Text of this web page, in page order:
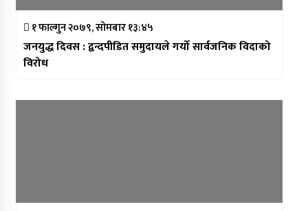
१ फाल्गुन २०७९, सोमबार १३:४५
जनयुद्ध दिवस : द्वन्दपीडित समुदायले गर्यो सार्वजनिक विदाको
विरोध